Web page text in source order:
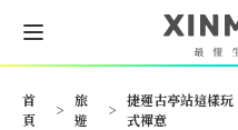
首
頁
>
旅
遊
>
捷運古亭站這樣
式禪意